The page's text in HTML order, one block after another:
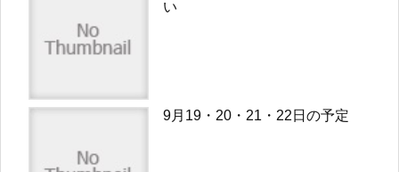
い
9月19・20・21・22日の予定